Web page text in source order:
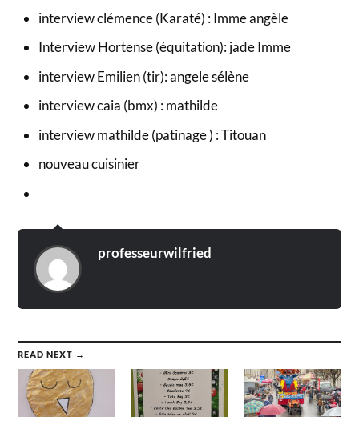
interview clémence (Karaté) : Imme angèle
Interview Hortense (équitation): jade Imme
interview Emilien (tir): angele sélène
interview caia (bmx) : mathilde
interview mathilde (patinage ) : Titouan
nouveau cuisinier
professeurwilfried
READ NEXT →